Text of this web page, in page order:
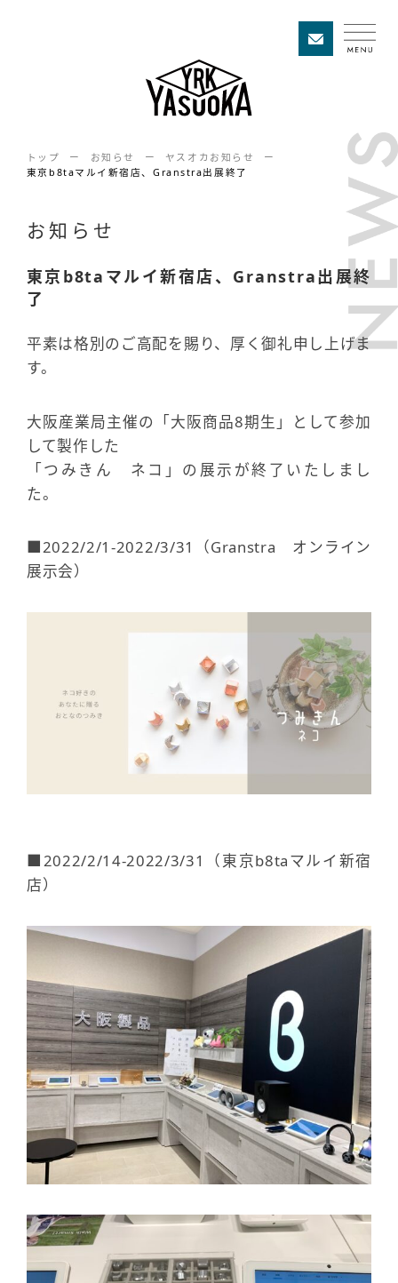
トップ お知らせ
ヤスオカお知らせ
東京b8taマルイ新宿店、Granstra出展終了
お知らせ
東京b8taマルイ新宿店、Granstra出展終
了
平素は格別のご高配を賜り、厚く御礼申し上げま
す。
大阪産業局主催の「大阪商品8期生」として参加
して製作した
「つみきん ネコ」の展示が終了いたしまし
た。
■2022/2/1-2022/3/31（Granstra オンライン
展示会）
■2022/2/14-2022/3/31（東京b8taマルイ新宿
店）